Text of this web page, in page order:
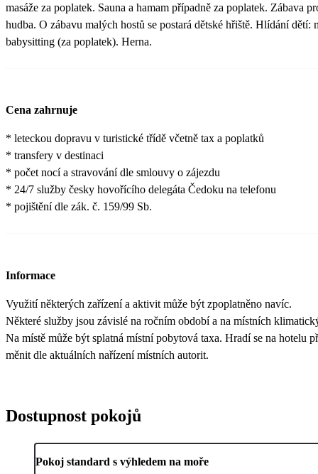
masáže za poplatek. Sauna a hamam případně za poplatek. Zábava
hudba. O zábavu malých hostů se postará dětské hřiště. Hlídání
babysitting (za poplatek). Herna.
Cena zahrnuje
* leteckou dopravu v turistické třídě včetně tax a poplatků
* transfery v destinaci
* počet nocí a stravování dle smlouvy o zájezdu
* 24/7 služby česky hovořícího delegáta Čedoku na telefonu
* pojištění dle zák. č. 159/99 Sb.
Informace
Využití některých zařízení a aktivit může být zpoplatněno navíc.
Některé služby jsou závislé na ročním období a na místních
Na místě může být splatná místní pobytová taxa. Hradí se na hotelu
měnit dle aktuálních nařízení místních autorit.
Dostupnost pokojů
Pokoj standard s výhledem na moře